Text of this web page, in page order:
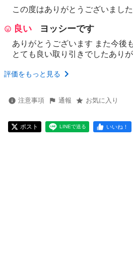
この度はありがとうございました
良い ヨッシーです
ありがとうございます また今後
とても良い取り引きでしたあり
評価をもっと見る
注意事項 通報 お気に入り
ポスト LINEで送る いいね！